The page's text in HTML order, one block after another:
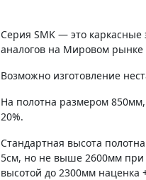
Серия SMK — это
аналогов на Мировом рынке
Возможно изготовление
На полотна размером
20%.
Стандартная высота
5см, но не выше 2600мм при
высотой до 2300мм наценка